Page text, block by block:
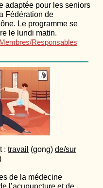
adaptée pour les seniors
Fédération de
Le programme se
le lundi matin.
Responsables
: travail (gong) de/sur
de la médecine
l’acupuncture et de